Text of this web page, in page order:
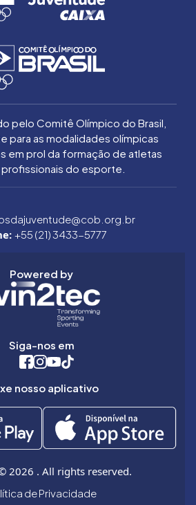
pelo Comitê Olímpico do Brasil,
para as modalidades olímpicas
em prol da formação de atletas
do esporte.
+55 (21) 3433-5777
Powered by
Siga-nos em
nosso aplicativo
2026 . All rights reserved.
de Privacidade